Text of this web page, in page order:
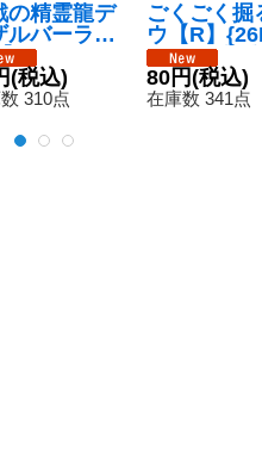
の精霊龍デ
ルバーラ
{26RP21
《光》
(税込)
310点
ごくごく掘
ウ【R】
17/77}《闇》
80円(税込)
在庫数 341点